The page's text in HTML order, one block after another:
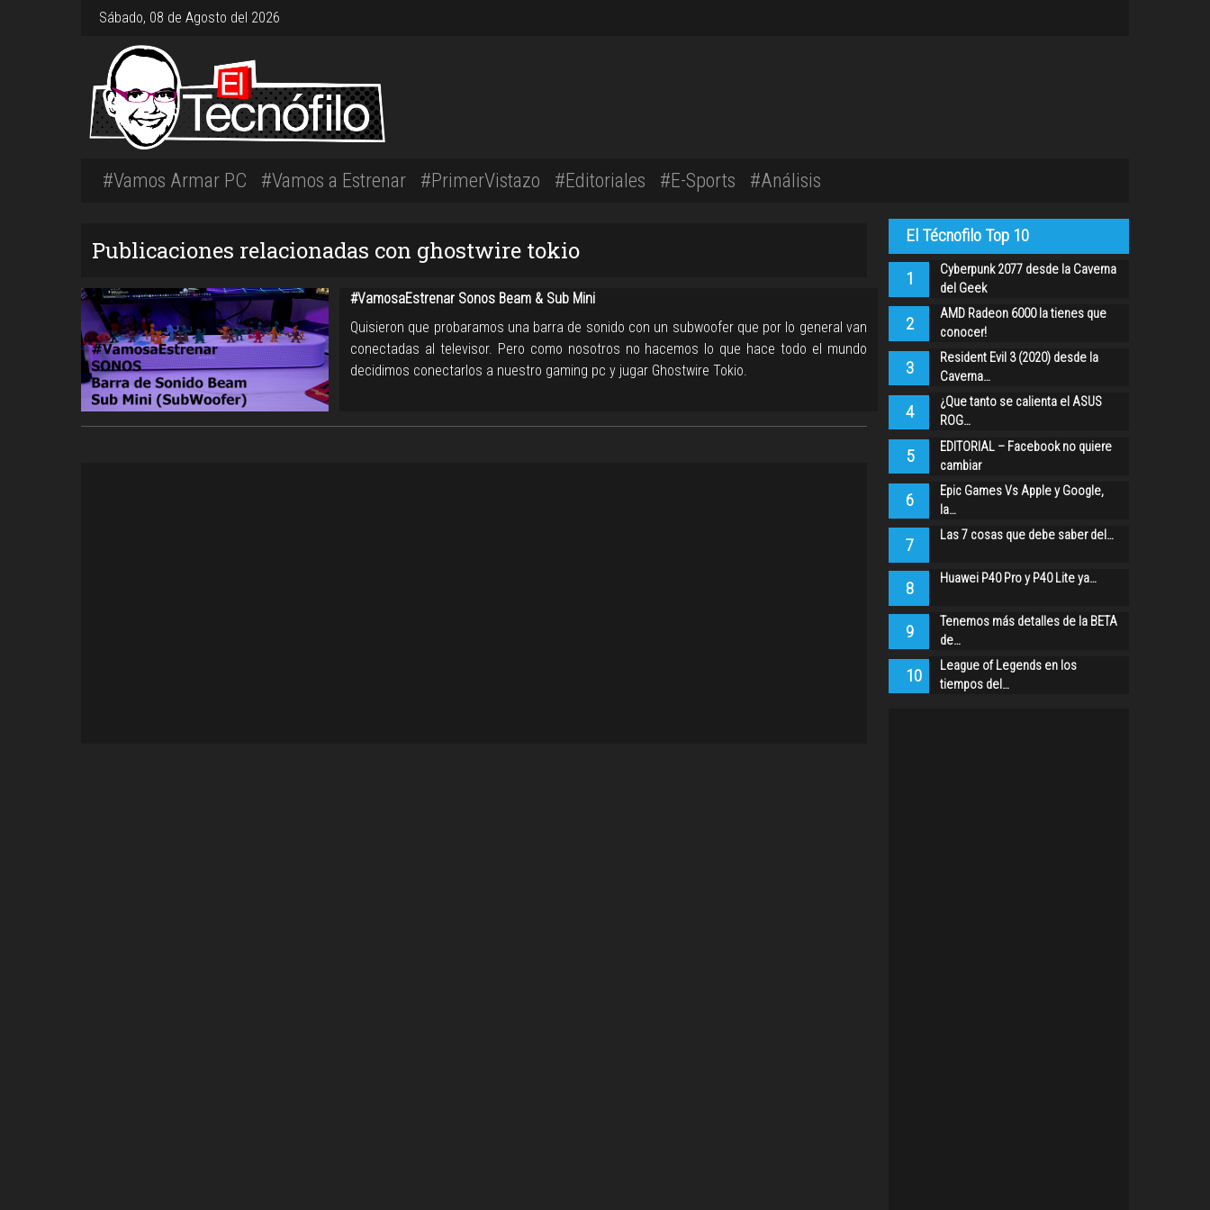
Sábado, 08 de Agosto del 2026
#Vamos Armar PC #Vamos a Estrenar #PrimerVistazo #Editoriales #E-Sports #Análisis
Publicaciones relacionadas con ghostwire tokio
#VamosaEstrenar Sonos Beam & Sub Mini
Quisieron que probaramos una barra de sonido con un subwoofer que por lo general van
conectadas al televisor. Pero como nosotros no hacemos lo que hace todo el mundo
decidimos conectarlos a nuestro gaming pc y jugar Ghostwire Tokio.
El Técnofilo Top 10
1
Cyberpunk 2077 desde la Caverna
del Geek
2
AMD Radeon 6000 la tienes que
conocer!
3
Resident Evil 3 (2020) desde la
Caverna…
4
¿Que tanto se calienta el ASUS
ROG…
5
EDITORIAL – Facebook no quiere
cambiar
6
Epic Games Vs Apple y Google,
la…
7 Las 7 cosas que debe saber del…
8 Huawei P40 Pro y P40 Lite ya…
9
Tenemos más detalles de la BETA
de…
10
League of Legends en los
tiempos del…